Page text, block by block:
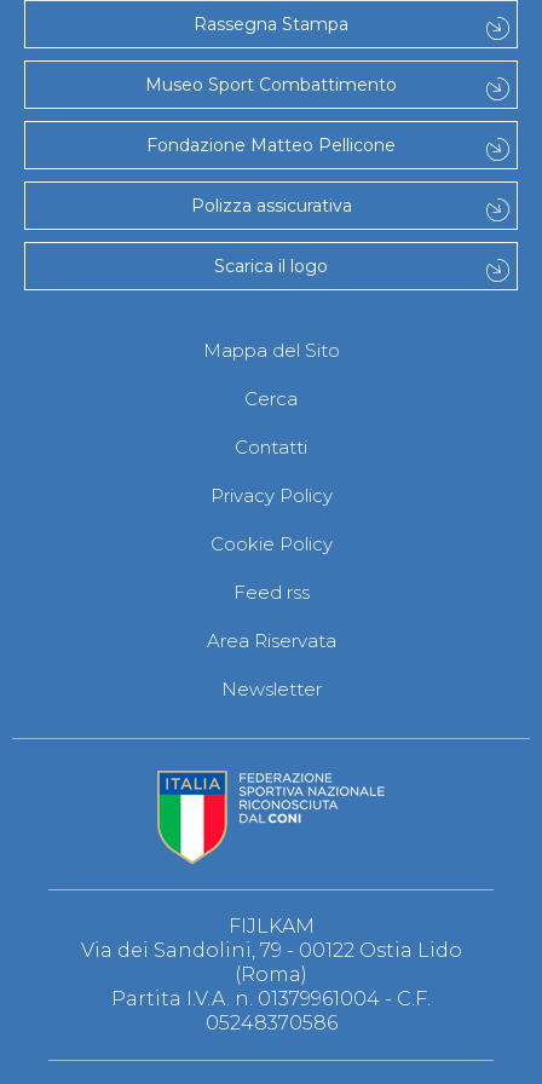
Albi Federali
Arbitri
Lotta
La disciplina
News
Gare e Risultati
Attività Didattica
Albi Federali
Karate
La disciplina
News
Gare e Risultati
Albi Federali
Arti marziali
Aikido
Ju Jitsu
Sumo
Capoeira
Grappling
BJJ
Pancrazio/Pankration
S'istrumpa
News
Calendario Attività
Difesa Personale MGA
La disciplina
News
Merchandising
Contatti
News
Cookies Accept
Newsletter
Webinar
Corsi Monotematici
Corsi di Specializzazione
Corsi FIJLKAM-FISDIR
Corsi Preparatore Fisico
Edutraining class - Didattica infantile
Corso Direttore di Gara
Rassegna Stampa
Museo Sport Combattimento
Fondazione Matteo Pellicone
Polizza assicurativa
Scarica il logo
Mappa del Sito
Cerca
Contatti
Privacy Policy
Cookie Policy
Feed rss
Area Riservata
Newsletter
FIJLKAM
Via dei Sandolini, 79 - 00122 Ostia Lido
(Roma)
Partita I.V.A. n. 01379961004 - C.F.
05248370586